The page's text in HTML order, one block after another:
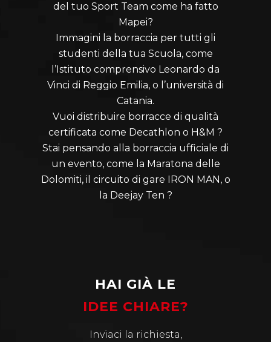
del tuo Sport Team come ha fatto
Mapei?
Immagini la borraccia per tutti gli
studenti della tua Scuola, come
l’Istituto comprensivo Leonardo da
Vinci di Reggio Emilia, o l’università di
Catania.
Vuoi distribuire borracce di qualità
certificata come Decathlon o H&M ?
Stai pensando alla borraccia ufficiale di
un evento, come la Maratona delle
Dolomiti, il circuito di gare IRON MAN, o
la Deejay Ten ?
HAI GIÀ LE
IDEE CHIARE?
Inviaci la richiesta,